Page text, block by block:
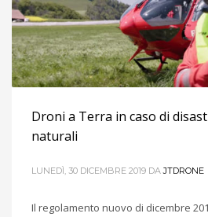
Droni a Terra in caso di
naturali
LUNEDÌ, 30 DICEMBRE 2019 DAJTDRONE
Il regolamento nuovo di dicembre